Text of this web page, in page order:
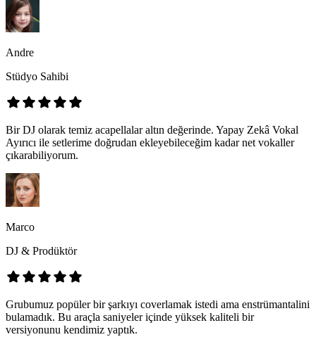
Andre
Stüdyo Sahibi
Bir DJ olarak temiz acapellalar altın değerinde. Yapay Zekâ Vokal
Ayırıcı ile setlerime doğrudan ekleyebileceğim kadar net vokaller
çıkarabiliyorum.
Marco
DJ & Prodüktör
Grubumuz popüler bir şarkıyı coverlamak istedi ama enstrümantalini
bulamadık. Bu araçla saniyeler içinde yüksek kaliteli bir
versiyonunu kendimiz yaptık.